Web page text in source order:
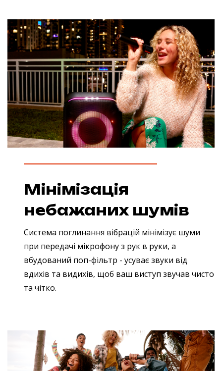
Мінімізація
небажаних шумів
Cистема поглинання вібрацій мінімізує шуми
при передачі мікрофону з рук в руки, а
вбудований поп-фільтр - усуває звуки від
вдихів та видихів, щоб ваш виступ звучав чисто
та чітко.